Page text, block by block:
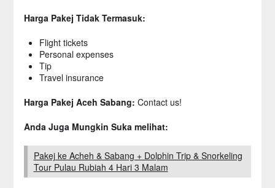
Harga Pakej Tidak Termasuk:
Flight tickets
Personal expenses
Tip
Travel insurance
Harga Pakej Aceh Sabang: Contact us!
Anda Juga Mungkin Suka melihat:
Pakej ke Acheh & Sabang + Dolphin Trip & Snorkeling
Tour Pulau Rubiah 4 Hari 3 Malam